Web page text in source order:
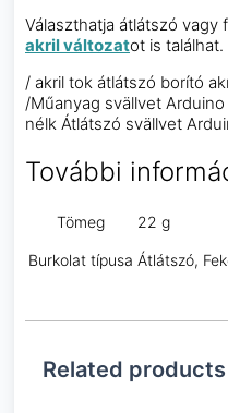
Választhatja átlátszó vagy
akril változatot is találhat.
/ akril tok átlátszó borító
/Műanyag svällvet
nélk Átlátszó svällvet
További
Tömeg 22 g
Burkolat típusa Átlátszó,
Related products